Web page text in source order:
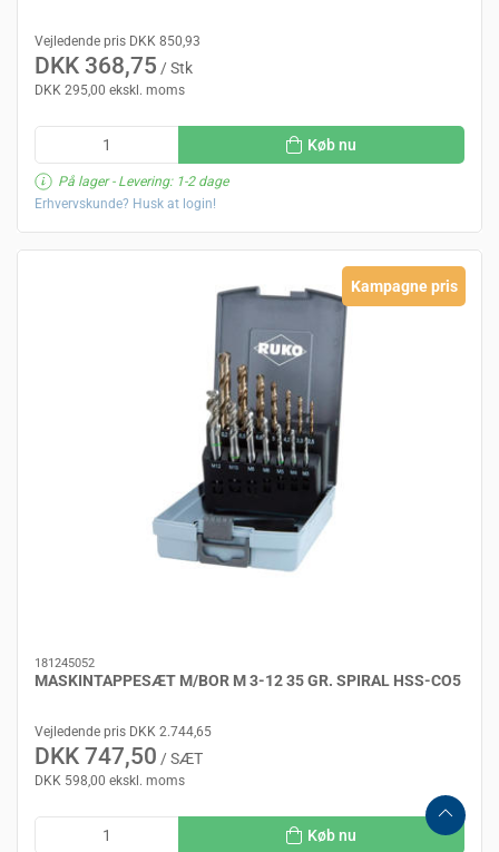
Vejledende pris DKK 850,93
DKK 368,75 / Stk
DKK 295,00 ekskl. moms
Køb nu
På lager- Levering: 1-2 dage
Erhvervskunde? Husk at login!
Kampagne pris
181245052
MASKINTAPPESÆT M/BOR M 3-12 35 GR. SPIRAL HSS-CO5
Vejledende pris DKK 2.744,65
DKK 747,50 / SÆT
DKK 598,00 ekskl. moms
Køb nu